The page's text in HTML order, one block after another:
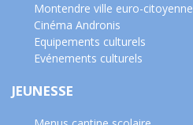
Montendre ville euro-citoyenne
Cinéma Andronis
Equipements culturels
Evénements culturels
JEUNESSE